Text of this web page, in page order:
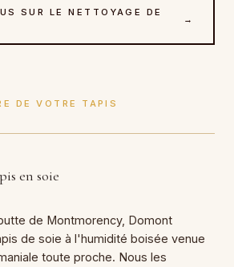
SUR LE NETTOYAGE DE
→
DE VOTRE TAPIS
en soie
de Montmorency, Domont
de soie à l'humidité boisée venue
toute proche. Nous les